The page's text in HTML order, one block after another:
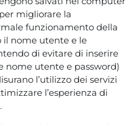
migliorare la
funzionamento della
nome utente e le
di evitare di inserire
nome utente e password)
l’utilizzo dei servizi
l’esperienza di